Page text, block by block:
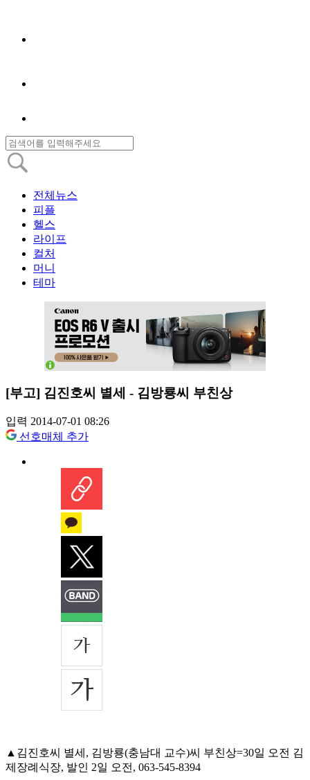
전체뉴스
피플
헬스
라이프
컬처
머니
테마
[부고] 김진호씨 별세 - 김방룡씨 부친상
입력 2014-07-01 08:26
선호매체 추가
▲김진호씨 별세, 김방룡(충남대 교수)씨 부친상=30일 오전 김
제장례식장, 발인 2일 오전, 063-545-8394